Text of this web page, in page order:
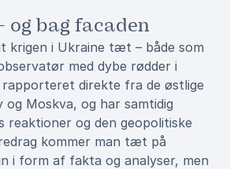
og bag facaden
krigen i Ukraine tæt – både som
med dybe rødder i
rapporteret direkte fra de østlige
Moskva, og har samtidig
reaktioner og den geopolitiske
kommer man tæt på
i form af fakta og analyser, men